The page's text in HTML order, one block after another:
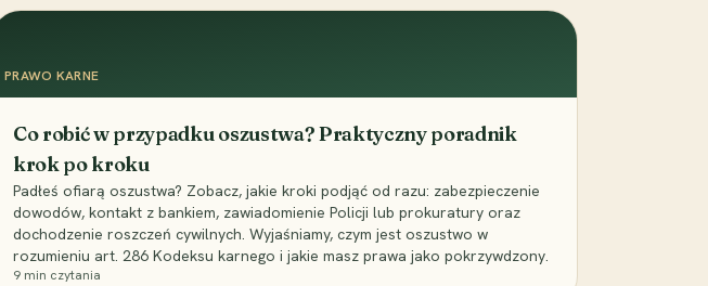
PRAWO KARNE
Co robić w przypadku oszustwa? Praktyczny poradnik
krok po kroku
Padłeś ofiarą oszustwa? Zobacz, jakie kroki podjąć od razu: zabezpieczenie
dowodów, kontakt z bankiem, zawiadomienie Policji lub prokuratury oraz
dochodzenie roszczeń cywilnych. Wyjaśniamy, czym jest oszustwo w
rozumieniu art. 286 Kodeksu karnego i jakie masz prawa jako pokrzywdzony.
9 min czytania